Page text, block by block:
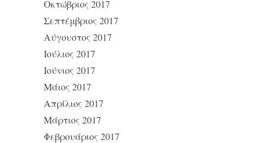
Οκτώβριος 2017
Σεπτέμβριος 2017
Αύγουστος 2017
Ιούλιος 2017
Ιούνιος 2017
Μάιος 2017
Απρίλιος 2017
Μάρτιος 2017
Φεβρουάριος 2017